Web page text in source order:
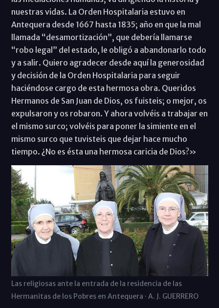
nuestras vidas. La Orden Hospitalaria estuvo en
Antequera desde 1667 hasta 1835; año en que la mal
llamada “desamortización”, que debería llamarse
“robo legal” del estado, le obligó a abandonarlo todo
y a salir. Quiero agradecer desde aquí la generosidad
y decisión de la Orden Hospitalaria para seguir
haciéndose cargo de esta hermosa obra. Queridos
Hermanos de San Juan de Dios, os fuisteis; o mejor, os
expulsaron y os robaron. Y ahora volvéis a trabajar en
el mismo surco; volvéis para poner la simiente en el
mismo surco que tuvisteis que dejar hace mucho
tiempo. ¿No es ésta una hermosa caricia de Dios?»
Las religiosas ante la entrada de la residencia de las
Hermanitas de los Pobres en Antequera · A. J. GUERRERO